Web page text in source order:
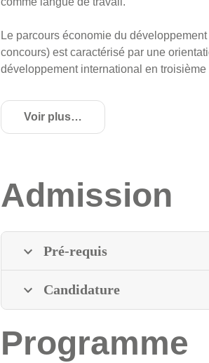
Le parcours économie du
concours) est caractérisé par une
développement international en
Voir plus
de détails
Admission
Pré-requis
Candidature
Programme